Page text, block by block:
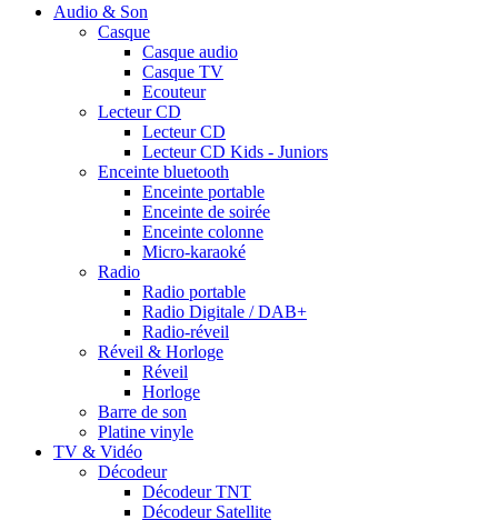
Audio & Son
Casque
Casque audio
Casque TV
Ecouteur
Lecteur CD
Lecteur CD
Lecteur CD Kids - Juniors
Enceinte bluetooth
Enceinte portable
Enceinte de soirée
Enceinte colonne
Micro-karaoké
Radio
Radio portable
Radio Digitale / DAB+
Radio-réveil
Réveil & Horloge
Réveil
Horloge
Barre de son
Platine vinyle
TV & Vidéo
Décodeur
Décodeur TNT
Décodeur Satellite